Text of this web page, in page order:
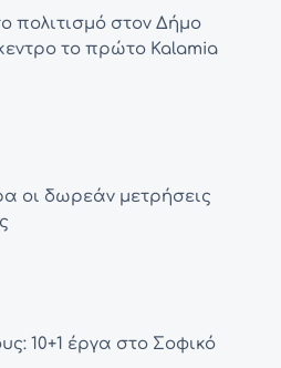
πολιτισμό στον Δήμο
το πρώτο Kalamia
οι δωρεάν μετρήσεις
10+1 έργα στο Σοφικό